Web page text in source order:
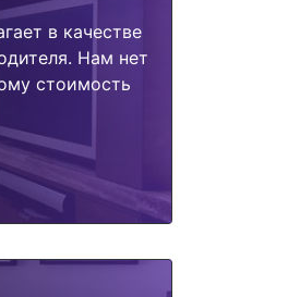
в качестве
Нам нет
стоимость